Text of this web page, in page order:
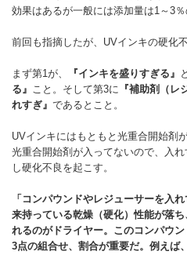
効果はあるが一般には添加量は1～3％
前回も指摘したが、UVインキの硬化
まず第1が、 『インキを盛りすぎる』
る』 こと。そして第3に 『補助剤（レ
れすぎ』 であるとこと。
UVインキにはもともと光重合開始剤
光重合開始剤が入ってないので、入
し硬化不良を起こす。
「コンパウンドやレジューサーを入
来持っている乾燥（硬化）性能が落
れるのがドライヤー。このコンパウ
3点の組合せ、割合が重要だ。例えば